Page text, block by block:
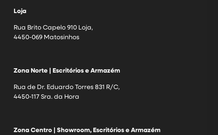
Loja
Rua Brito Capelo 910 Loja,
4450-069 Matosinhos
Zona Norte | Escritórios e Armazém
Rua de Dr. Eduardo Torres 831 R/C,
4450-117 Sra. da Hora
Zona Centro | Showroom, Escritórios e Armazém